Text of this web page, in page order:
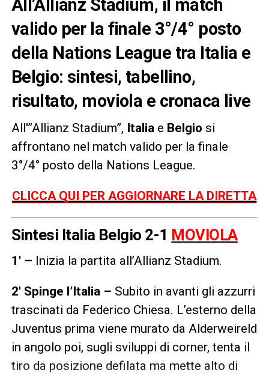
All’Allianz Stadium, il match
valido per la finale 3°/4° posto
della Nations League tra Italia e
Belgio: sintesi, tabellino,
risultato, moviola e cronaca live
All'”Allianz Stadium”, Italia e Belgio si
affrontano nel match valido per la finale
3°/4° posto della Nations League.
CLICCA QUI PER AGGIORNARE LA DIRETTA
Sintesi Italia Belgio 2-1 MOVIOLA
1′ – Inizia la partita all’Allianz Stadium.
2′ Spinge l’Italia – Subito in avanti gli azzurri
trascinati da Federico Chiesa. L’esterno della
Juventus prima viene murato da Alderweireld
in angolo poi, sugli sviluppi di corner, tenta il
tiro da posizione defilata ma mette alto di